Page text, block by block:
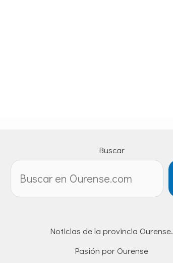
Buscar
Noticias de la provincia Ourense.
Pasión por Ourense